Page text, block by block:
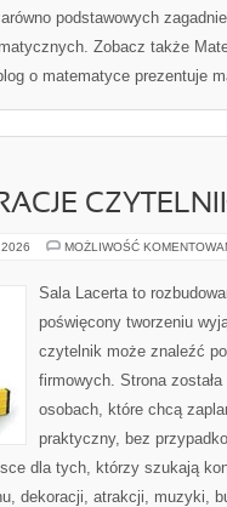
podstawowych
Zobacz także
o matematyce prezentuje
MOŻLIWOŚĆ
Sala Lacerta to
poświęcony tworzeniu
czytelnik może znaleźć
firmowych. Strona
osobach, które chcą
praktyczny, bez
dla tych, którzy szukają
dekoracji, atrakcji, muzyki,